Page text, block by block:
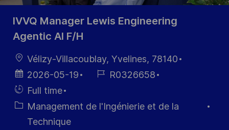
IVVQ Manager Lewis Engineering
Agentic AI F/H
localisation
Vélizy-Villacoublay, Yvelines, 78140
Date
d’affichage
2026-05-19
Référence
R0326658
Hiring
Type
Full time
Catégorie
Management de l'Ingénierie et de la
Technique